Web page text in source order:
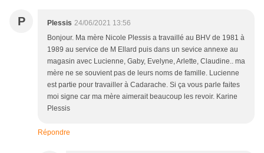
P Plessis 24/06/2021 13:56
Bonjour. Ma mère Nicole Plessis a travaillé au BHV de 1981 à
1989 au service de M Ellard puis dans un sevice annexe au
magasin avec Lucienne, Gaby, Evelyne, Arlette, Claudine.. ma
mère ne se souvient pas de leurs noms de famille. Lucienne
est partie pour travailler à Cadarache. Si ça vous parle faites
moi signe car ma mère aimerait beaucoup les revoir. Karine
Plessis
Répondre